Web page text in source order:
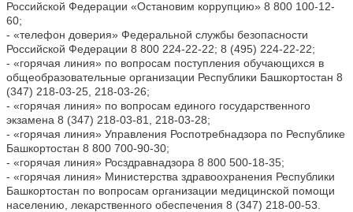
Российской Федерации «Остановим коррупцию» 8 800 100-12-
60;
- «телефон доверия» Федеральной службы безопасности
Российской Федерации 8 800 224-22-22; 8 (495) 224-22-22;
- «горячая линия» по вопросам поступления обучающихся в
общеобразовательные организации Республики Башкортостан 8
(347) 218-03-25, 218-03-26;
- «горячая линия» по вопросам единого государственного
экзамена 8 (347) 218-03-81, 218-03-28;
- «горячая линия» Управления Роспотребнадзора по Республике
Башкортостан 8 800 700-90-30;
- «горячая линия» Росздравнадзора 8 800 500-18-35;
- «горячая линия» Министерства здравоохранения Республики
Башкортостан по вопросам организации медицинской помощи
населению, лекарственного обеспечения 8 (347) 218-00-53.